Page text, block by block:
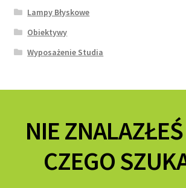
Lampy Błyskowe
Obiektywy
Wyposażenie Studia
NIE
CZEGO